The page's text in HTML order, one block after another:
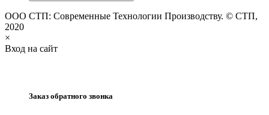
ООО СТП: Современные Технологии Производству. © СТП,
2020
×
Вход на сайт
Заказ обратного звонка